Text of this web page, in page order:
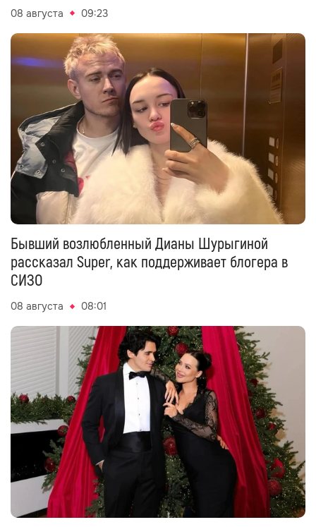
08 августа 09:23
Бывший возлюбленный Дианы Шурыгиной
рассказал Super, как поддерживает блогера в
СИЗО
08 августа 08:01